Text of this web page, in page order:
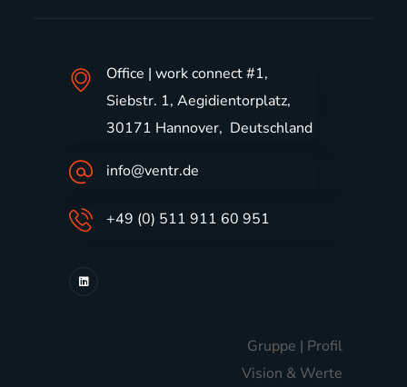
Office | work connect #1,
Siebstr. 1, Aegidientorplatz,
30171 Hannover, Deutschland
info@ventr.de
+49 (0) 511 911 60 951
Gruppe | Profil
Vision & Werte